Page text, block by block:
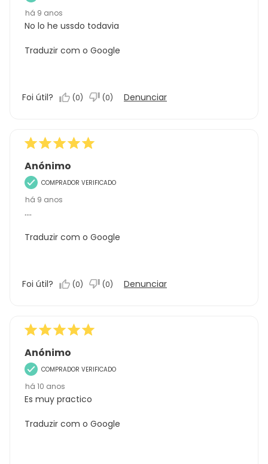
há 9 anos
No lo he ussdo todavia
Traduzir com o Google
Foi útil? (0) (0) Denunciar
Anónimo
COMPRADOR VERIFICADO
há 9 anos
....
Traduzir com o Google
Foi útil? (0) (0) Denunciar
Anónimo
COMPRADOR VERIFICADO
há 10 anos
Es muy practico
Traduzir com o Google